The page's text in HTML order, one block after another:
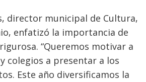
director municipal de Cultura,
enfatizó la importancia de
“Queremos motivar a
colegios a presentar a los
Este año diversificamos la